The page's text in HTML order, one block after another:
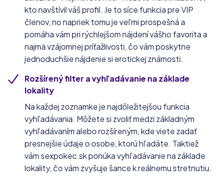
kto navštívil váš profil. Je to síce funkcia pre VIP
členov, no napriek tomu je veľmi prospešná a
pomáha vám pri rýchlejšom nájdení vášho favorita a
najmä vzájomnej príťažlivosti, čo vám poskytne
jednoduchšie nájdenie si erotickej známosti.
Rozšírený filter a vyhľadávanie na základe
lokality
Na každej zoznamke je najdôležitejšou funkcia
vyhľadávania. Môžete si zvoliť medzi základným
vyhľadávaním alebo rozšíreným, kde viete zadať
presnejšie údaje o osobe, ktorú hľadáte. Taktiež
vám sexpokec.sk ponúka vyhľadávanie na základe
lokality, čo vám zvyšuje šance k reálnemu stretnutiu.